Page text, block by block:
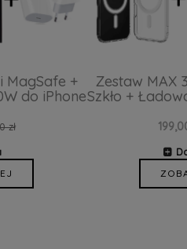
MagSafe +
do iPhone
zł
Zestaw MAX
Szkło +